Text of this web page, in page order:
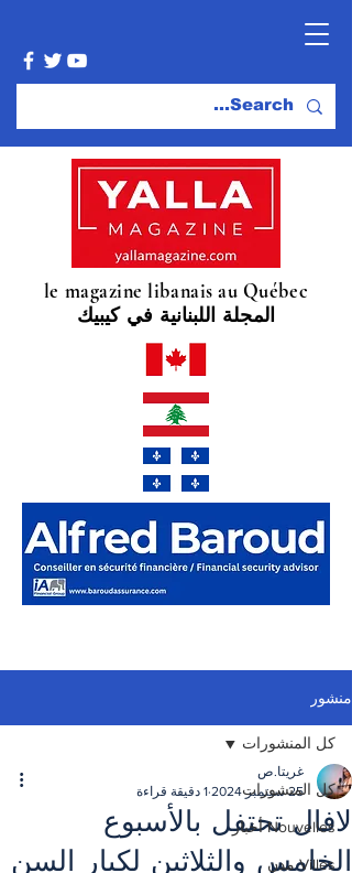
le magazine libanais au Québec
المجلة اللبنانية في كيبيك
منشور
كل المنشورات
Nouvelles أخبار
Villes مدن
كل المنشورات
لافال تحتفل بالأسبوع
الخامس والثلاثين لكبار السن
غريتا.ص
25 سبتمبر 2024
1 دقيقة قراءة